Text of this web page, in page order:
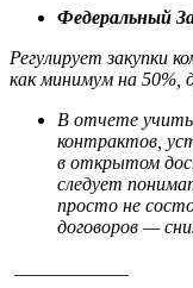
Федеральный
Регулирует закупки
как минимум на 50%,
В отчете
контрактов,
в открытом
следует
просто не
договоров —